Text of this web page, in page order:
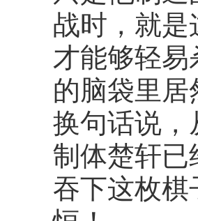
战时，就
才能够轻
的脑袋里
换句话说，
制体楚轩已
吞下这枚